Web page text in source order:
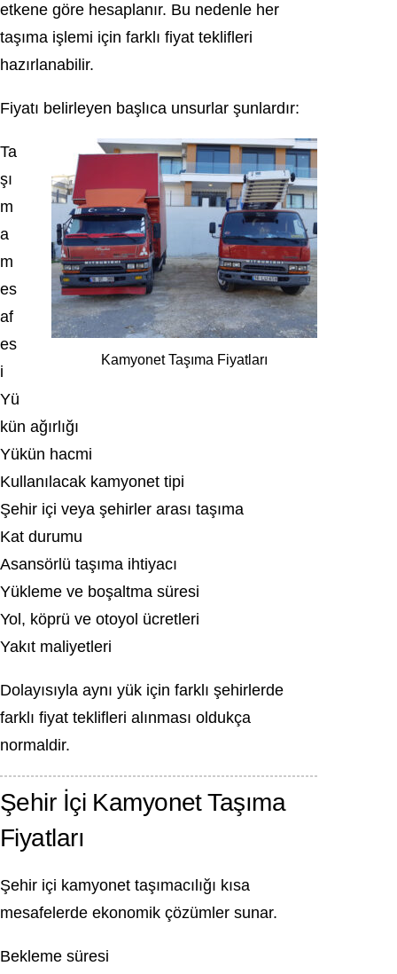
etkene göre hesaplanır. Bu nedenle her
taşıma işlemi için farklı fiyat teklifleri
hazırlanabilir.
Fiyatı belirleyen başlıca unsurlar şunlardır:
Kamyonet Taşıma Fiyatları
Ta
şı
m
a
m
es
af
es
i
Yü
kün ağırlığı
Yükün hacmi
Kullanılacak kamyonet tipi
Şehir içi veya şehirler arası taşıma
Kat durumu
Asansörlü taşıma ihtiyacı
Yükleme ve boşaltma süresi
Yol, köprü ve otoyol ücretleri
Yakıt maliyetleri
Dolayısıyla aynı yük için farklı şehirlerde
farklı fiyat teklifleri alınması oldukça
normaldir.
Şehir İçi Kamyonet Taşıma
Fiyatları
Şehir içi kamyonet taşımacılığı kısa
mesafelerde ekonomik çözümler sunar.
Bekleme süresi